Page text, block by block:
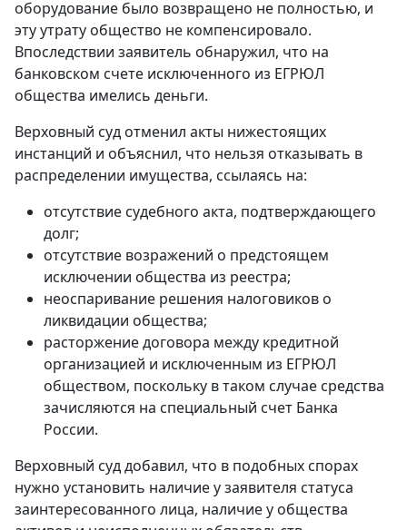
оборудование было возвращено не полностью, и
эту утрату общество не компенсировало.
Впоследствии заявитель обнаружил, что на
банковском счете исключенного из ЕГРЮЛ
общества имелись деньги.
Верховный суд отменил акты нижестоящих
инстанций и объяснил, что нельзя отказывать в
распределении имущества, ссылаясь на:
отсутствие судебного акта, подтверждающего
долг;
отсутствие возражений о предстоящем
исключении общества из реестра;
неоспаривание решения налоговиков о
ликвидации общества;
расторжение договора между кредитной
организацией и исключенным из ЕГРЮЛ
обществом, поскольку в таком случае средства
зачисляются на специальный счет Банка
России.
Верховный суд добавил, что в подобных спорах
нужно установить наличие у заявителя статуса
заинтересованного лица, наличие у общества